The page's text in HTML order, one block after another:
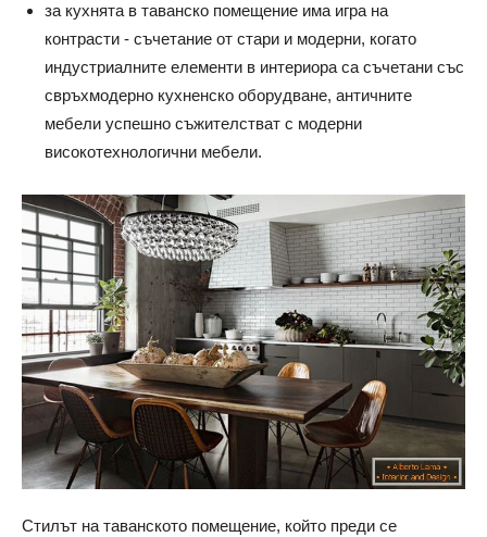
за кухнята в таванско помещение има игра на
контрасти - съчетание от стари и модерни, когато
индустриалните елементи в интериора са съчетани със
свръхмодерно кухненско оборудване, античните
мебели успешно съжителстват с модерни
високотехнологични мебели.
Стилът на таванското помещение, който преди се